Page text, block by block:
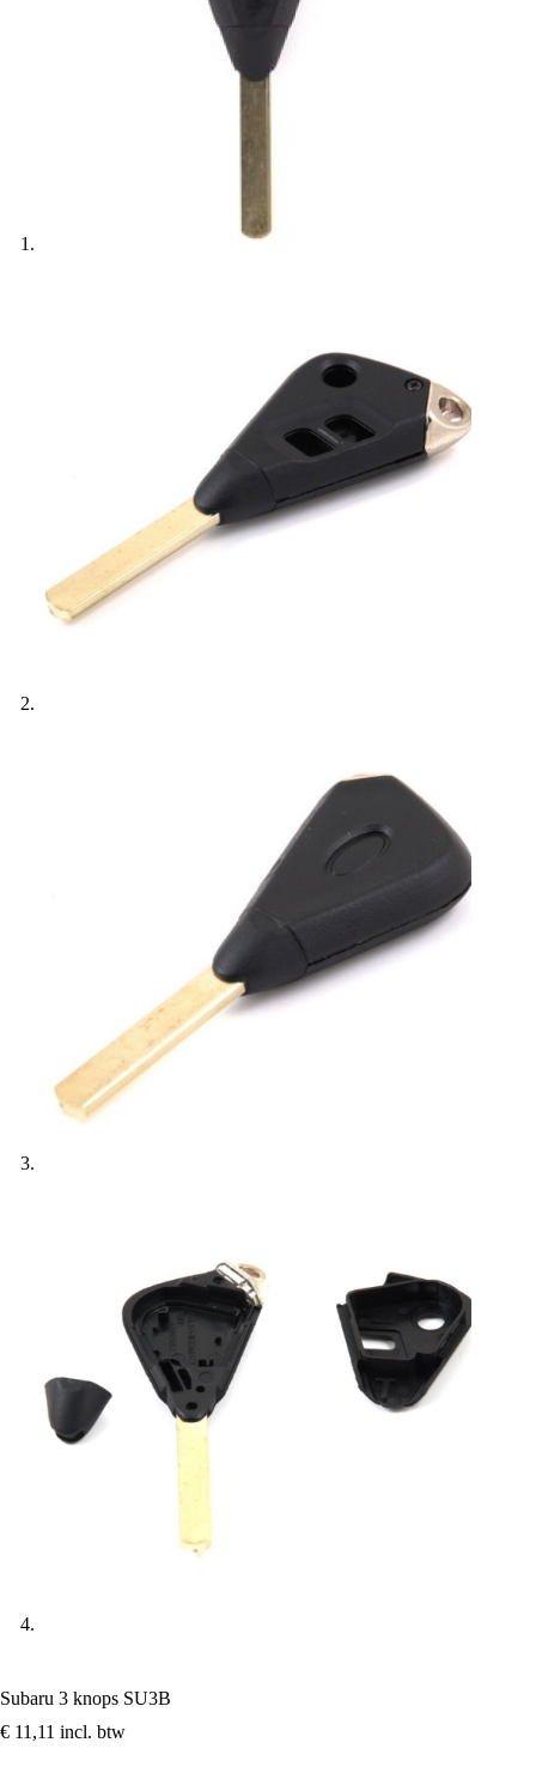
Subaru 3 knops SU3B
€ 11,11 incl. btw